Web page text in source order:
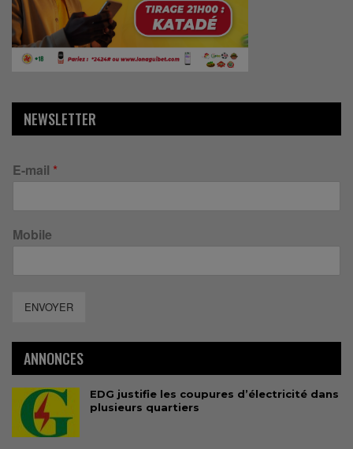
NEWSLETTER
E-mail *
Mobile
ENVOYER
ANNONCES
EDG justifie les coupures d’électricité dans
plusieurs quartiers